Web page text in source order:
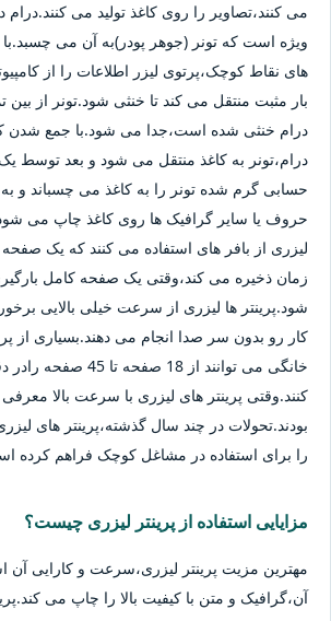
می کنند،تصاویر را روی کاغذ تولید می
ویژه است که تونر (جوهر پودر)به آن می چسبد.با
های نقاط کوچک،پرتوی لیزر اطلاعات را از
بار مثبت منتقل می کند تا خنثی شود.تونر از بین
درام خنثی شده است،جدا می شود.با جمع شدن
درام،تونر به کاغذ منتقل می شود و بعد
حسابی گرم شده تونر را به کاغذ می چسباند و
حروف یا سایر گرافیک ها روی کاغذ چاپ می
لیزری از بافر های استفاده می کنند که یک
زمان ذخیره می کند،وقتی یک صفحه کامل
شود.پرینتر ها لیزری از سرعت خیلی بالایی
کار رو بدون سر صدا انجام می دهند.بسیاری از
خانگی می توانند از 18 صفحه
کنند.وقتی پرینتر های لیزری با سرعت بالا
بودند.تحولات در چند سال گذشته،پرینتر های
را برای استفاده در مشاغل کوچک فراهم کرده
مزایایی استفاده از پرینتر لیزری چیست؟
مهترین مزیت پرینتر لیزری،سرعت و کارایی آن
آن،گرافیک و متن با کیفیت بالا را چاپ می